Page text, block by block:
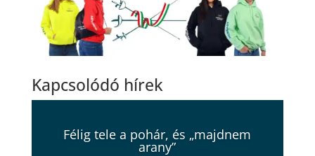
Kapcsolódó hírek
Félig tele a pohár, és „majdnem
arany”